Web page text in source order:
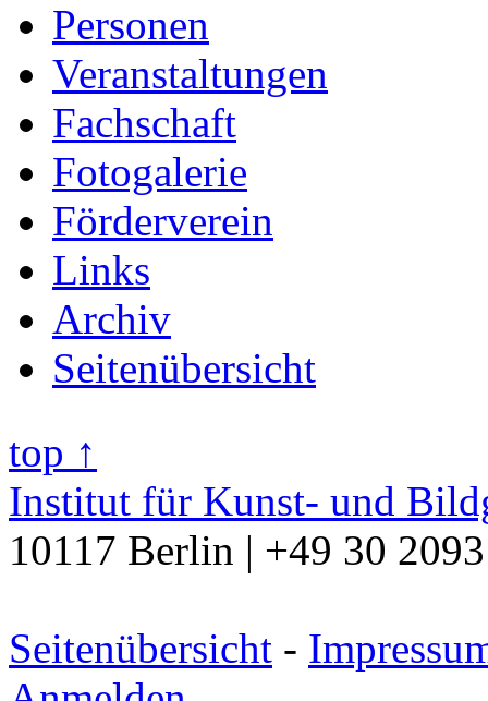
Personen
Veranstaltungen
Fachschaft
Fotogalerie
Förderverein
Links
Archiv
Seitenübersicht
top ↑
Institut für Kunst- und
10117 Berlin | +49 30
Seitenübersicht -